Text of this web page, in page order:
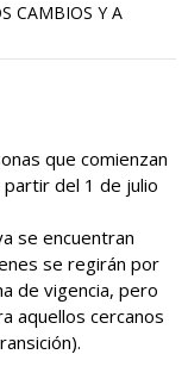
CAMBIOS Y A
que comienzan
partir del 1 de julio
se encuentran
se regirán por
de vigencia, pero
aquellos cercanos